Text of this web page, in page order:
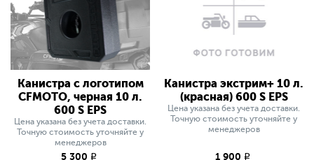
Канистра с логотипом
CFMOTO, черная 10 л.
600 S EPS
Цена указана без учета доставки.
Точную стоимость уточняйте у
менеджеров
5 300 q
Канистра экстрим+ 10 л.
(красная) 600 S EPS
Цена указана без учета доставки.
Точную стоимость уточняйте у
менеджеров
1 900 q